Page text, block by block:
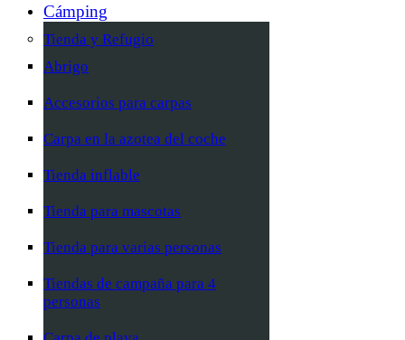
Cámping
Tienda y Refugio
Abrigo
Accesorios para carpas
Carpa en la azotea del coche
Tienda inflable
Tienda para mascotas
Tienda para varias personas
Tiendas de campaña para 4
personas